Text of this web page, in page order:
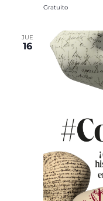
Gratuito
JUE
16